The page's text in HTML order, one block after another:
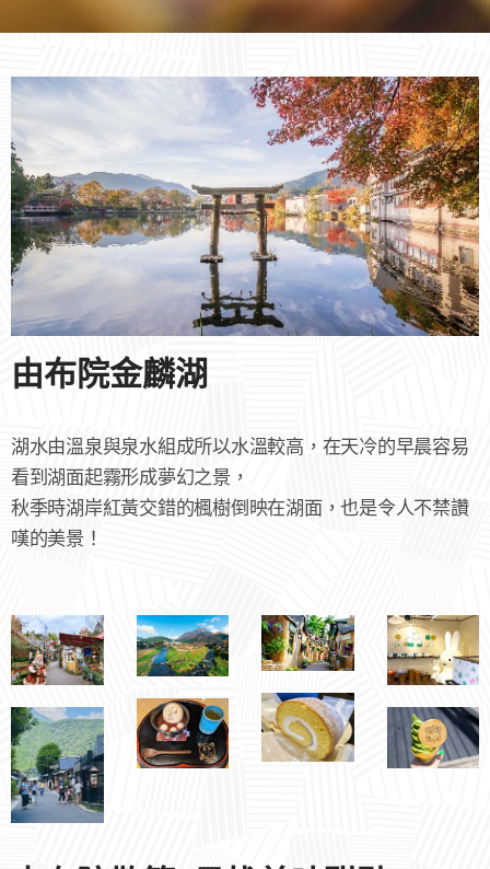
由布院金麟湖
湖水由溫泉與泉水組成所以水溫較高，在天冷的早晨容易
看到湖面起霧形成夢幻之景，
秋季時湖岸紅黃交錯的楓樹倒映在湖面，也是令人不禁讚
嘆的美景！